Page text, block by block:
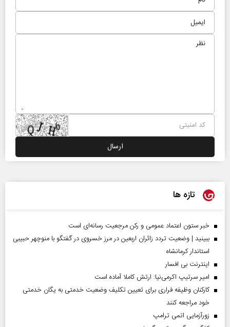
تازه ها
خبر ستون اعتماد عمومی و رکن مرجعیت رسانه‌ای است
ببینید | وضعیت تردد زائران اربعین در مرز خسروی در گفتگو با منوچهر حبیبی
استاندار کرمانشاه
اینترنت بی افسار
امیر سرتیپ اکرمی‌نیا: ارتش کاملا آماده است
کارکنان وظیفه فراری برای تعیین تکلیف وضعیت خدمتی به یگان خدمتی
خود مراجعه کنند
زورآزمایی اتمی ترامپ